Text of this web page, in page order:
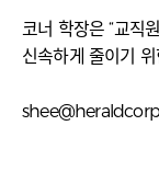
코너 학장은 “교직
신속하게 줄이기